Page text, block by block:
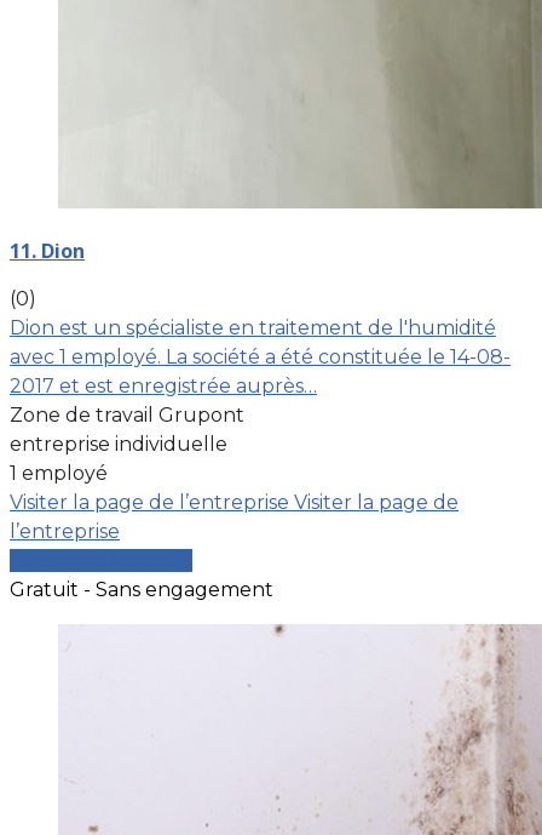
11. Dion
(0)
Dion est un spécialiste en traitement de l'humidité
avec 1 employé. La société a été constituée le 14-08-
2017 et est enregistrée auprès…
Zone de travail Grupont
entreprise individuelle
1 employé
Visiter la page de l’entreprise Visiter la page de
l’entreprise
Gratuit - Sans engagement